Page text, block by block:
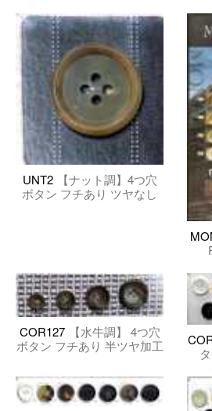
UNT2
【ナット調】4つ穴
ボタン フチあり ツヤなし
COR127
【水牛調】 4つ穴
ボタン フチあり 半ツヤ加工